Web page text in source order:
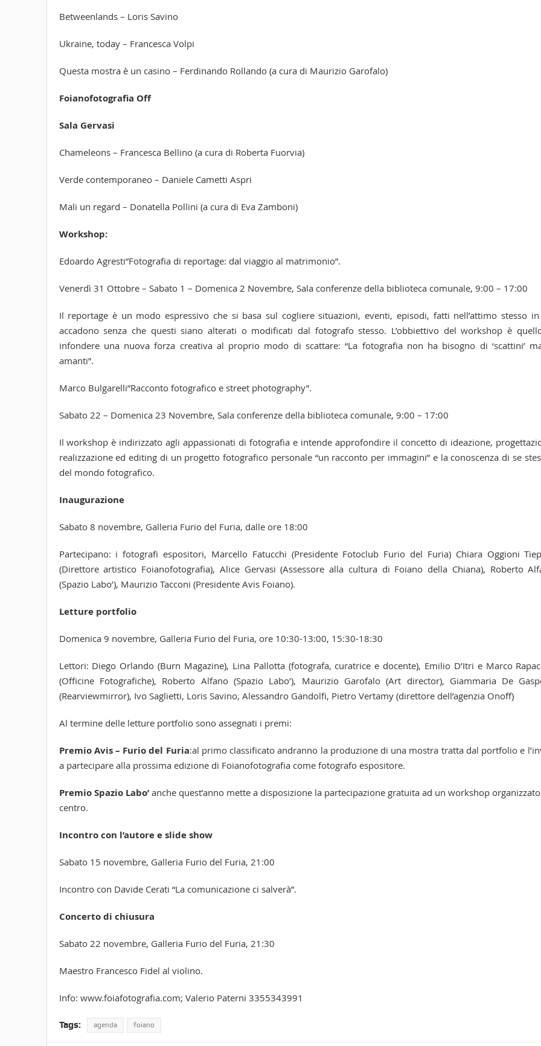
Betweenlands – Loris Savino
Ukraine, today – Francesca Volpi
Questa mostra è un casino – Ferdinando Rollando (a cura di Maurizio Garofalo)
Foianofotografia Off
Sala Gervasi
Chameleons – Francesca Bellino (a cura di Roberta Fuorvia)
Verde contemporaneo – Daniele Cametti Aspri
Mali un regard – Donatella Pollini (a cura di Eva Zamboni)
Workshop:
Edoardo Agresti”Fotografia di reportage: dal viaggio al matrimonio”.
Venerdì 31 Ottobre – Sabato 1 – Domenica 2 Novembre, Sala conferenze della biblioteca comunale, 9:00 – 17:00
Il reportage è un modo espressivo che si basa sul cogliere situazioni, eventi, episodi, fatti nell’attimo stesso
accadono senza che questi siano alterati o modificati dal fotografo stesso. L’obbiettivo del workshop è
infondere una nuova forza creativa al proprio modo di scattare: “La fotografia non ha bisogno di ‘scattini’
amanti”.
Marco Bulgarelli”Racconto fotografico e street photography”.
Sabato 22 – Domenica 23 Novembre, Sala conferenze della biblioteca comunale, 9:00 – 17:00
Il workshop è indirizzato agli appassionati di fotografia e intende approfondire il concetto di ideazione,
realizzazione ed editing di un progetto fotografico personale “un racconto per immagini” e la conoscenza di se
del mondo fotografico.
Inaugurazione
Sabato 8 novembre, Galleria Furio del Furia, dalle ore 18:00
Partecipano: i fotografi espositori, Marcello Fatucchi (Presidente Fotoclub Furio del Furia) Chiara Oggioni
(Direttore artistico Foianofotografia), Alice Gervasi (Assessore alla cultura di Foiano della Chiana), Roberto
(Spazio Labo’), Maurizio Tacconi (Presidente Avis Foiano).
Letture portfolio
Domenica 9 novembre, Galleria Furio del Furia, ore 10:30-13:00, 15:30-18:30
Lettori: Diego Orlando (Burn Magazine), Lina Pallotta (fotografa, curatrice e docente), Emilio D’Itri e Marco
(Officine Fotografiche), Roberto Alfano (Spazio Labo’), Maurizio Garofalo (Art director), Giammaria De
(Rearviewmirror), Ivo Saglietti, Loris Savino, Alessandro Gandolfi, Pietro Vertamy (direttore dell’agenzia Onoff)
Al termine delle letture portfolio sono assegnati i premi:
Premio Avis – Furio del Furia:al primo classificato andranno la produzione di una mostra tratta dal portfolio e
a partecipare alla prossima edizione di Foianofotografia come fotografo espositore.
Premio Spazio Labo’anche quest’anno mette a disposizione la partecipazione gratuita ad un workshop
centro.
Incontro con l’autore e slide show
Sabato 15 novembre, Galleria Furio del Furia, 21:00
Incontro con Davide Cerati “La comunicazione ci salverà”.
Concerto di chiusura
Sabato 22 novembre, Galleria Furio del Furia, 21:30
Maestro Francesco Fidel al violino.
Info: www.foiafotografia.com; Valerio Paterni 3355343991
Tags: agenda foiano